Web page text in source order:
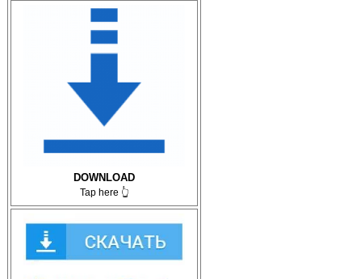
DOWNLOAD
Tap here 👆